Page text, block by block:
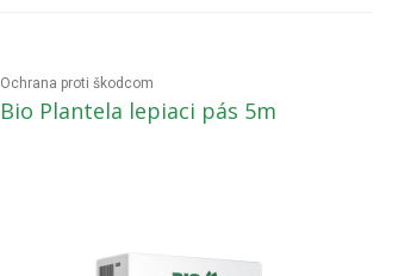
Ochrana proti škodcom
Bio Plantela lepiaci pás 5m